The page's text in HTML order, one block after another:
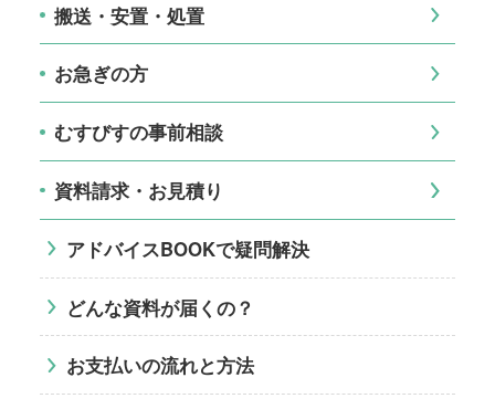
搬送・安置・処置
お急ぎの方
むすびすの事前相談
資料請求・お見積り
アドバイスBOOKで疑問解決
どんな資料が届くの？
お支払いの流れと方法